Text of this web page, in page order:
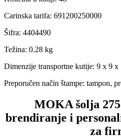
Carinska tarifa: 691200250000
Šifra: 4404490
Težina: 0.28 kg
Dimenzije transportne kutije: 9 x 9 x
Preporučen način štampe: tampon,
MOKA šolja
brendiranje i
za